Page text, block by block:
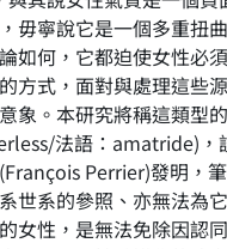
毋寧說它是一個多重扭
如何，它都迫使女性必
方式，面對與處理這些
象。本研究將稱這類型
法語：amatride)，
Perrier)發明，
世系的參照、亦無法為
女性，是無法免除因認